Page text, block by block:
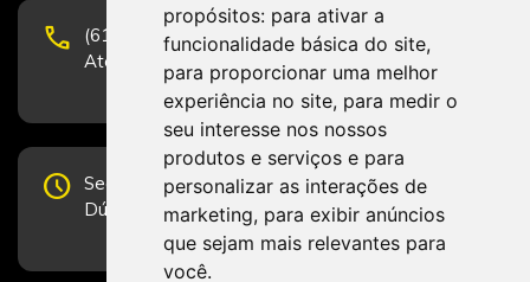
propósitos: para ativar a
funcionalidade básica do site,
para proporcionar uma melhor
experiência no site, para medir o
seu interesse nos nossos
produtos e serviços e para
personalizar as interações de
marketing, para exibir anúncios
que sejam mais relevantes para
você.
phone
(61) 3223-1652 e (61) 98131-3801.
Atendimento por telefone em horário comercial
schedule Segunda-feira a Sexta-feira de 12h às 19h.
Dúvidas e sugestões pelo Fale Conosco.